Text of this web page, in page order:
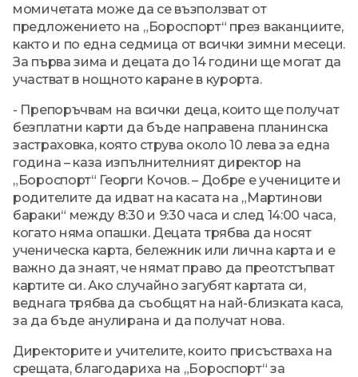
момичетата може да се възползват от
предложението на „Бороспорт“ през ваканциите,
както и по една седмица от всички зимни месеци.
За първа зима и децата до 14 години ще могат да
участват в нощното каране в курорта.
- Препоръчвам на всички деца, които ще получат
безплатни карти да бъде направена планинска
застраховка, която струва около 10 лева за една
година – каза изпълнителният директор на
„Бороспорт“ Георги Кочов. – Добре е учениците и
родителите да идват на касата на „Мартинови
бараки“ между 8:30 и 9:30 часа и след 14:00 часа,
когато няма опашки. Децата трябва да носят
ученическа карта, бележник или лична карта и е
важно да знаят, че нямат право да преотстъпват
картите си. Ако случайно загубят картата си,
веднага трябва да съобщят на най-близката каса,
за да бъде анулирана и да получат нова.
Директорите и учителите, които присъстваха на
срещата, благодариха на „Бороспорт“ за